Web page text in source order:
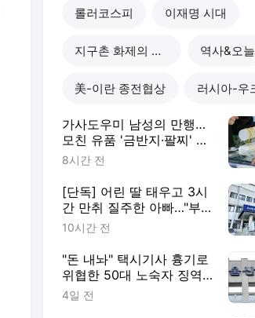
롤러코스피 이재명 시대
지구촌 화제의 뉴스 역사&오늘
美-이란 종전협상
가사도우미 남성의 만행…
모친 유품 '금반지·팔찌' 녹
여 팔았다
8시간 전
[단독] 어린 딸 태우고 3시
간 만취 질주한 아빠…"부
부싸움 뒤 홧김에"
10시간 전
"돈 내놔" 택시기사 흉기로
위협한 50대 노숙자 징역
2년
4일 전